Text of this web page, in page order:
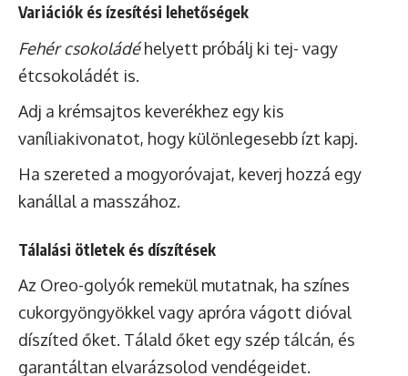
Variációk és ízesítési lehetőségek
Fehér csokoládéhelyett próbálj ki tej- vagy
étcsokoládét is.
Adj a krémsajtos keverékhez egy kis
vaníliakivonatot, hogy különlegesebb ízt kapj.
Ha szereted a mogyoróvajat, keverj hozzá egy
kanállal a masszához.
Tálalási ötletek és díszítések
Az Oreo-golyók remekül mutatnak, ha színes
cukorgyöngyökkel vagy apróra vágott dióval
díszíted őket. Tálald őket egy szép tálcán, és
garantáltan elvarázsolod vendégeidet.